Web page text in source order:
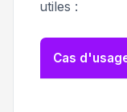
utiles :
Cas